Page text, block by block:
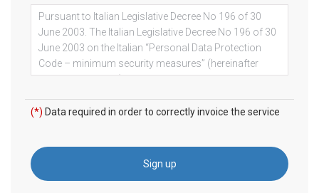
(*) Data required in order to correctly invoice the service